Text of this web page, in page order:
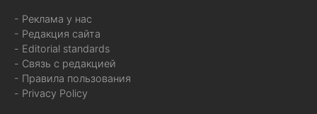
- Реклама у нас
- Редакция сайта
- Editorial standards
- Связь с редакцией
- Правила пользования
- Privacy Policy